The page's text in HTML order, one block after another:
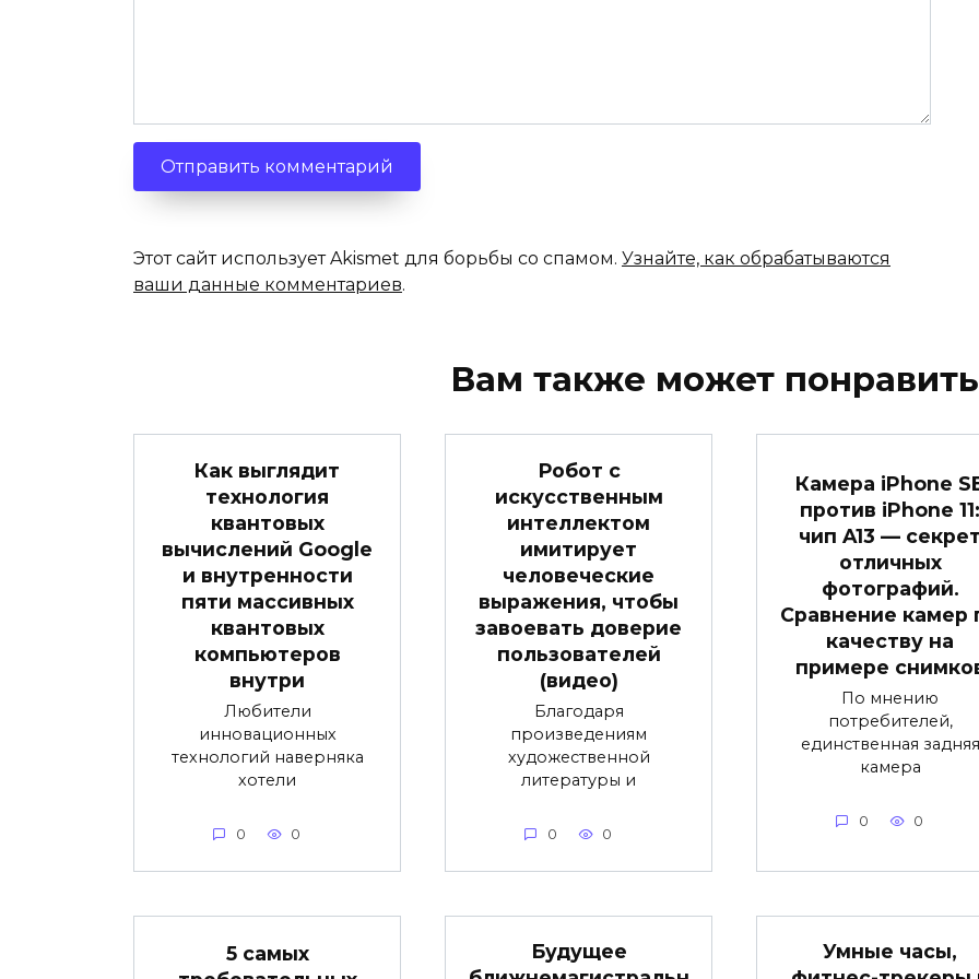
Этот сайт использует Akismet для борьбы со спамом. Узнайте, как обрабатываются
ваши данные комментариев.
Вам также может
Как выглядит
технология
квантовых
вычислений Google
и внутренности
пяти массивных
квантовых
компьютеров
внутри
Любители
инновационных
технологий наверняка
хотели
0 0
Робот с
искусственным
интеллектом
имитирует
человеческие
выражения, чтобы
завоевать доверие
пользователей
(видео)
Благодаря
произведениям
художественной
литературы и
0 0
Камера iPhone
против iPhone 11:
чип A13 —
отличных
фотографий.
Сравнение камер
качеству на
примере
По мнению
потребителей,
единственная задняя
камера
0 0
5 самых
Будущее
Умные часы,